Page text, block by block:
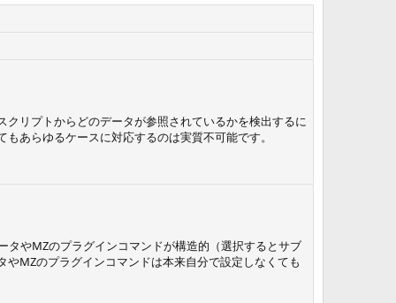
リプトからどのデータが参照されているかを検出するに
あらゆるケースに対応するのは実質不可能です。
タやMZのプラグインコマンドが構造的（選択するとサブ
MZのプラグインコマンドは本来自分で設定しなくても